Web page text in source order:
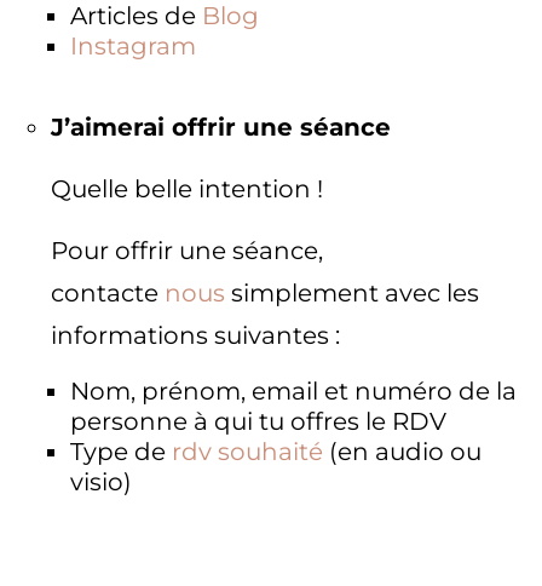
Articles de Blog
Instagram
J’aimerai offrir une séance
Quelle belle intention !
Pour offrir une séance,
contacte nous simplement avec les
informations suivantes :
Nom, prénom, email et numéro de la
personne à qui tu offres le RDV
Type de rdv souhaité (en audio ou
visio)